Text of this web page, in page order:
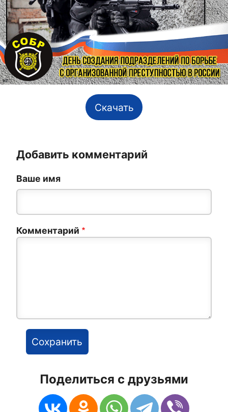
Скачать
Добавить комментарий
Ваше имя
Комментарий
Поделиться с друзьями